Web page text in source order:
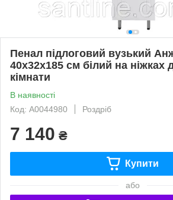
Пенал підлоговий вузький
40х32х185 см білий на ніжках
кімнати
В наявності
Код: А0044980
Роздріб
7 140 ₴
Купити
або